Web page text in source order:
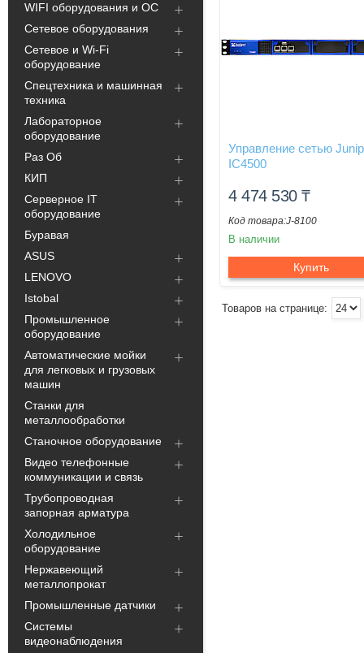
WIFI оборудования и ОС
Сетевое оборудования
Сетевое и Wi-Fi
оборудование
Спецтехника и машинная
техника
Лабораторное
оборудование
Раз Об
КИП
Серверное IT
оборудование
Буравая
ASUS
LENOVO
Istobal
Промышленное
оборудование
Автоматические мойки
для легковых и грузовых
машин
Станки для
металлообработки
Станочное оборудование
Видео телефонные
коммуникации и связь
Трубопроводная
запорная арматура
Холодильное
оборудование
Нержавеющий
металлопрокат
Промышленные датчики
Системы
видеонаблюдения
Управление сетью
IC4500
4 474 530₸
J-8100
В наличии
Купить